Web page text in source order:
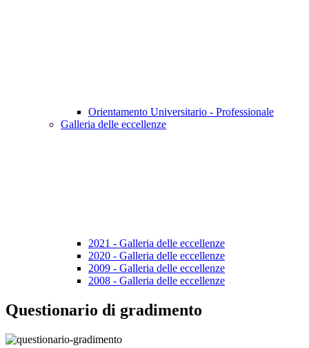
Orientamento Universitario - Professionale
Galleria delle eccellenze
2021 - Galleria delle eccellenze
2020 - Galleria delle eccellenze
2009 - Galleria delle eccellenze
2008 - Galleria delle eccellenze
Questionario di gradimento